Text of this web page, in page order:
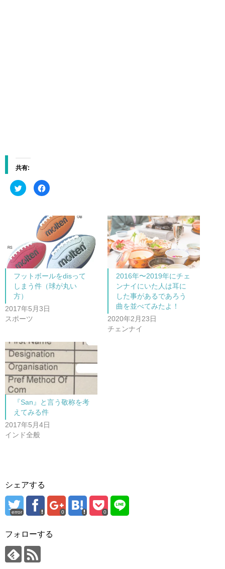
共有:
ク
リ
t
e
r
で
共
有
(
新
し
い
ウ
ィ
ン
開
き
ま
す
)
F
a
o
o
k
で
共
す
る
に
は
ク
リ
ッ
て
く
新
し
い
ウ
ィ
ン
ド
ウ
開
き
ま
す
)
フットボールをdisって
しまう件（球が丸い
方）
2017年5月3日
スポーツ
2016年〜2019年にチェ
ンナイにいた人は耳に
した事があるであろう
曲を並べてみたよ！
2020年2月23日
チェンナイ
『San』と言う敬称を考
えてみる件
2017年5月4日
インド全般
シェアする
error 0 0
フォローする